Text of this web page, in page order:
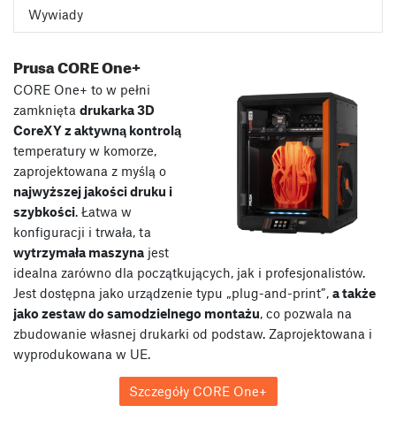
Wywiady
Prusa CORE One+
CORE One+ to w pełni
zamknięta drukarka 3D
CoreXY z aktywną kontrolą
temperatury w komorze,
zaprojektowana z myślą o
najwyższej jakości druku i
szybkości. Łatwa w
konfiguracji i trwała, ta
wytrzymała maszyna jest
idealna zarówno dla początkujących, jak i profesjonalistów.
Jest dostępna jako urządzenie typu „plug-and-print”, a także
jako zestaw do samodzielnego montażu, co pozwala na
zbudowanie własnej drukarki od podstaw. Zaprojektowana i
wyprodukowana w UE.
Szczegóły CORE One+